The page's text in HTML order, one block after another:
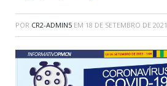
POR CR2-ADMIN5 EM 18 DE SETEMBRO DE 2021